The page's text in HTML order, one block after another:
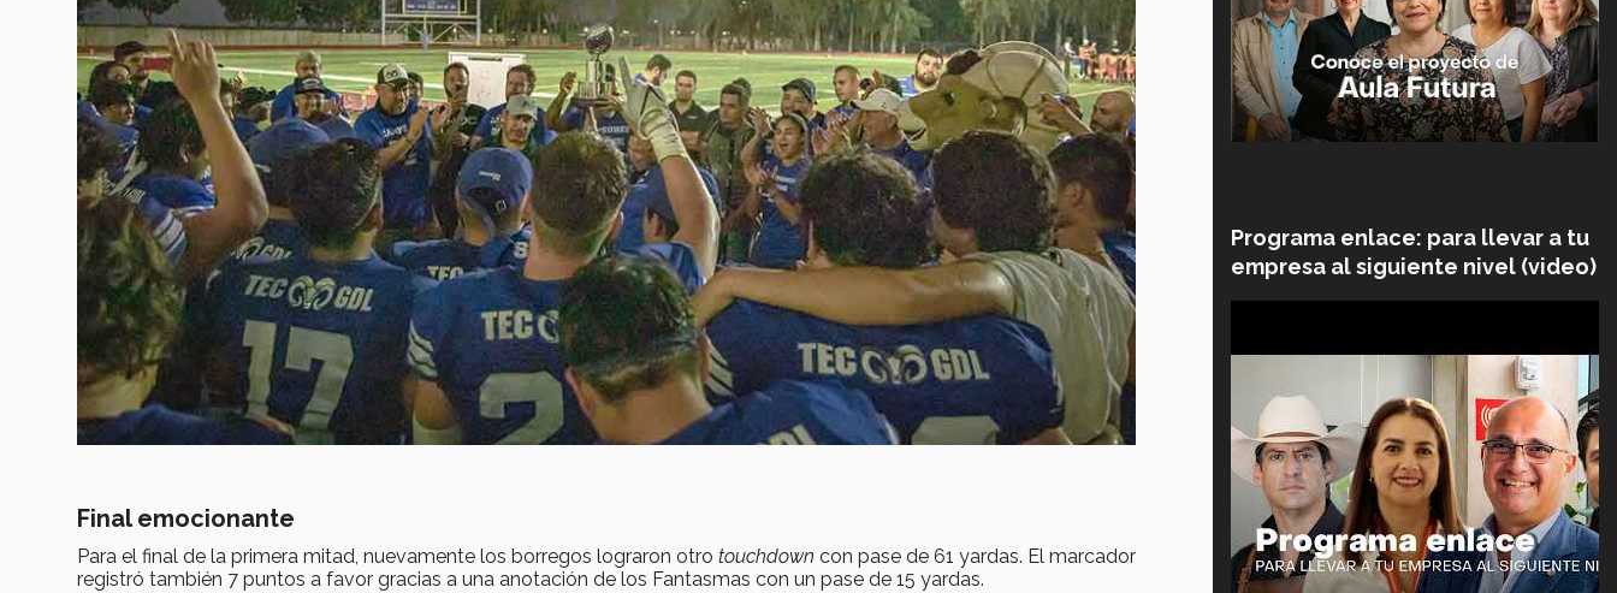
Final emocionante
Para el final de la primera mitad, nuevamente los borregos lograron otro touchdown con pase de 61 yardas. El marcador
registró también 7 puntos a favor gracias a una anotación de los Fantasmas con un pase de 15 yardas.
Programa enlace: para llevar a tu
empresa al siguiente nivel (video)